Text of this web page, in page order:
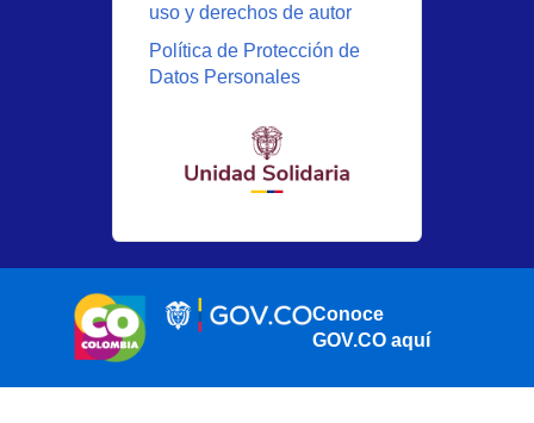
uso y derechos de autor
Política de Protección de
Datos Personales
Conoce
GOV.CO aquí